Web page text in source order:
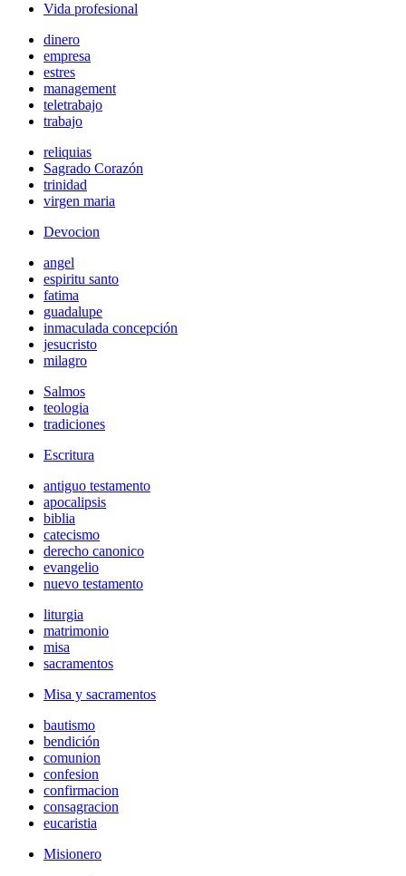
Vida profesional
dinero
empresa
estres
management
teletrabajo
trabajo
reliquias
Sagrado Corazón
trinidad
virgen maria
Devocion
angel
espiritu santo
fatima
guadalupe
inmaculada concepción
jesucristo
milagro
Salmos
teologia
tradiciones
Escritura
antiguo testamento
apocalipsis
biblia
catecismo
derecho canonico
evangelio
nuevo testamento
liturgia
matrimonio
misa
sacramentos
Misa y sacramentos
bautismo
bendición
comunion
confesion
confirmacion
consagracion
eucaristia
Misionero